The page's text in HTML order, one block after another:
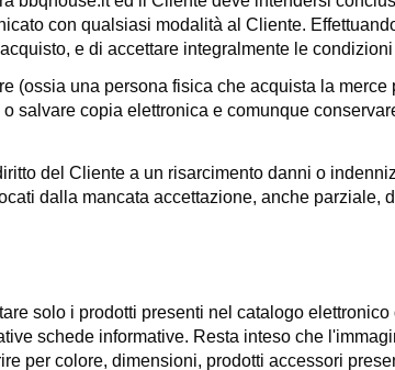
con qualsiasi modalità al Cliente.
e di accettare integralmente le
(ossia una persona fisica che acquista la
o salvare copia elettronica e comunque
del Cliente a un risarcimento danni o
dalla mancata accettazione, anche parziale,
solo i prodotti presenti nel catalogo elettronico
schede informative. Resta inteso che
per colore, dimensioni, prodotti accessori